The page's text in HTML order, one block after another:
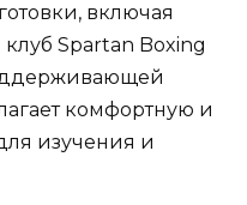
включая
Spartan Boxing
комфортную и
изучения и